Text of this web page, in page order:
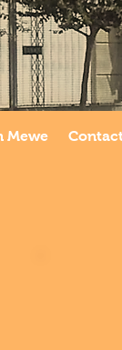
EN EL
Mewe